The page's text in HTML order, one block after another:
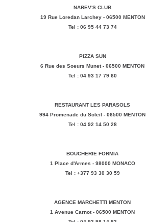
NAREV'S CLUB
19 Rue Loredan Larchey - 06500 MENTON
Tel : 06 95 44 73 74
PIZZA SUN
6 Rue des Soeurs Munet - 06500 MENTON
Tel : 04 93 17 79 60
RESTAURANT LES PARASOLS
994 Promenade du Soleil - 06500 MENTON
Tel : 04 92 14 50 28
BOUCHERIE FORMIA
1 Place d'Armes - 98000 MONACO
Tel : +377 93 30 30 59
AGENCE MARCHETTI MENTON
1 Avenue Carnot - 06500 MENTON